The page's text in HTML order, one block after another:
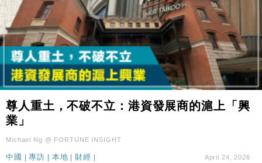
尊人重土，不破不立：港資發展商的滬上「興
業」
Michael Ng @ FORTUNE INSIGHT
中國 |專訪 | 本地 | 財經 | April 24, 2026